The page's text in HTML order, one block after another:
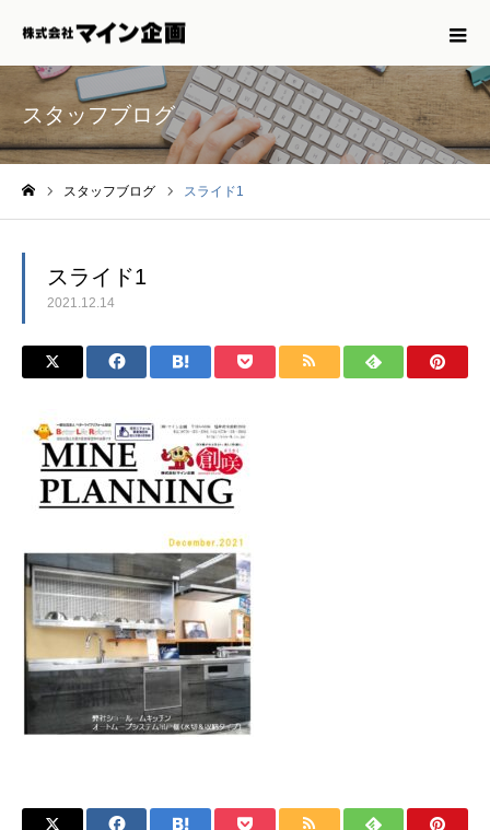
スタッフブログ
スタッフブログ スライド1
スライド1
2021.12.14